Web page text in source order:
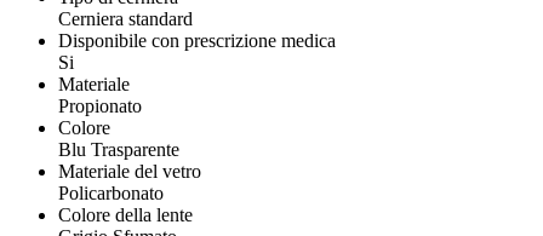
Cerniera standard
Disponibile con prescrizione medica
Si
Materiale
Propionato
Colore
Blu Trasparente
Materiale del vetro
Policarbonato
Colore della lente